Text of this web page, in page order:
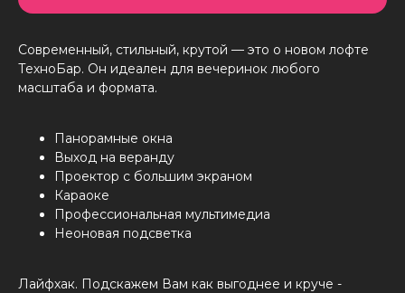
Современный, стильный, крутой — это о новом лофте
ТехноБар. Он идеален для вечеринок любого
масштаба и формата.
Панорамные окна
Выход на веранду
Проектор с большим экраном
Караоке
Профессиональная мультимедиа
Неоновая подсветка
Лайфхак. Подскажем Вам как выгоднее и круче -